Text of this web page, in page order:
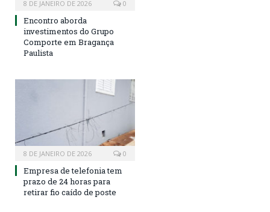
8 DE JANEIRO DE 2026 0
Encontro aborda
investimentos do Grupo
Comporte em Bragança
Paulista
8 DE JANEIRO DE 2026 0
Empresa de telefonia tem
prazo de 24 horas para
retirar fio caído de poste